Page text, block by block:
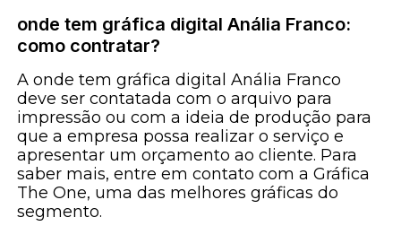
onde tem gráfica digital Anália Franco:
como contratar?
A onde tem gráfica digital Anália Franco
deve ser contatada com o arquivo para
impressão ou com a ideia de produção para
que a empresa possa realizar o serviço e
apresentar um orçamento ao cliente. Para
saber mais, entre em contato com a Gráfica
The One, uma das melhores gráficas do
segmento.